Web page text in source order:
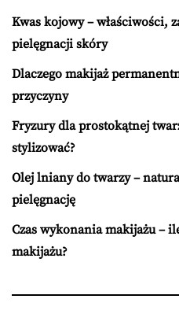
Kwas kojowy – właściwości,
pielęgnacji skóry
Dlaczego makijaż
przyczyny
Fryzury dla prostokątnej
stylizować?
Olej lniany do twarzy –
pielęgnację
Czas wykonania makijażu –
makijażu?